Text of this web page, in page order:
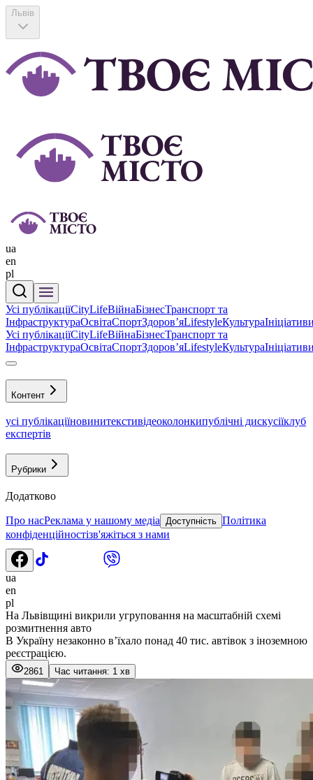
Львів
ua
en
pl
Усі публікаціїCityLifeВійнаБізнесТранспорт та
ІнфраструктураОсвітаСпортЗдоровʼяLifestyleКультура
Усі публікаціїCityLifeВійнаБізнесТранспорт та
ІнфраструктураОсвітаСпортЗдоровʼяLifestyleКультура
Контент
усі публікаціїновинитекстивідеоколонкипублічні дискусіїклуб
експертів
Рубрики
Додатково
Про насРеклама у нашому медіа Доступність Політика
конфіденційностізв'яжіться з нами
ua
en
pl
На Львівщині викрили угруповання на масштабній схемі
розмитнення авто
В Україну незаконно вʼїхало понад 40 тис. автівок з іноземною
реєстрацією.
2861 Час читання: 1 хв